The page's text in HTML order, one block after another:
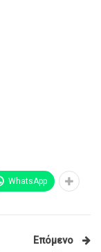
WhatsApp
Επόμενο